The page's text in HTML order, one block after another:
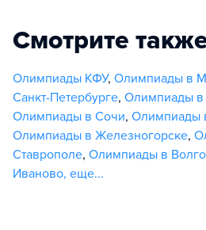
Смотрите
Олимпиады КФУ, Олимпиады в
Санкт-Петербурге, Олимпиады в
Олимпиады в Сочи, Олимпиады
Олимпиады в Железногорске,
Ставрополе, Олимпиады в
Иваново, еще...